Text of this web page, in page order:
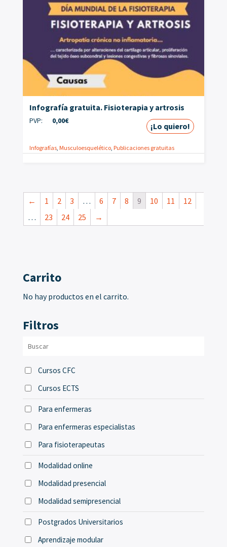
Infografía gratuita. Fisioterapia y artrosis
PVP: 0,00€
¡Lo quiero!
Infografías, Musculoesquelético, Publicaciones gratuitas
← 1 2 3 … 6 7 8 9 10 11
12
…
23 24 25 →
Carrito
No hay productos en el carrito.
Filtros
Cursos CFC
Cursos ECTS
Para enfermeras
Para enfermeras especialistas
Para fisioterapeutas
Modalidad online
Modalidad presencial
Modalidad semipresencial
Postgrados Universitarios
Aprendizaje modular